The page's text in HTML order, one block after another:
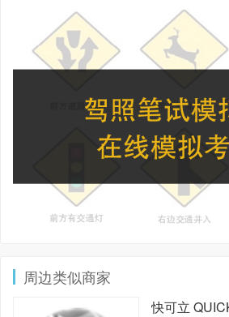
周边类似商家
快可立